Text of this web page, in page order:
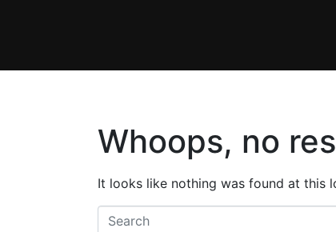
Whoops, no
It looks like nothing was found at this